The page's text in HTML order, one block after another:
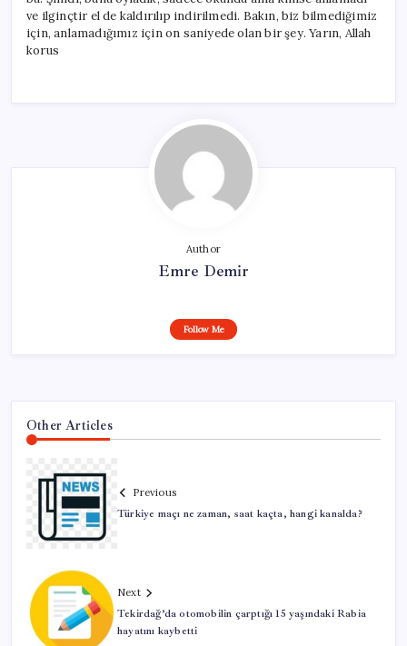
ve ilginçtir el de kaldırılıp indirilmedi. Bakın, biz bilmediğimiz
için, anlamadığımız için on saniyede olan bir şey. Yarın, Allah
korus
Author
Emre Demir
Follow Me
Other Articles
Previous
Türkiye maçı ne zaman, saat kaçta, hangi kanalda?
Next
Tekirdağ’da otomobilin çarptığı 15 yaşındaki Rabia
hayatını kaybetti